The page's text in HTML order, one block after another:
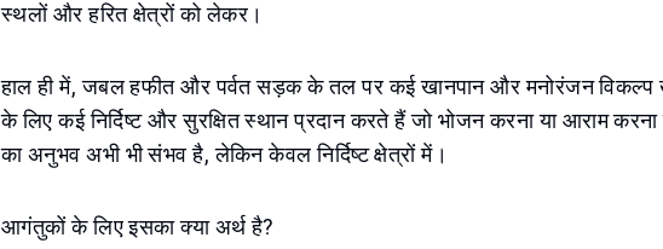
स्थलों और हरित क्षेत्रों को लेकर।
हाल ही में, जबल हफीत और पर्वत सड़क के तल पर कई खानपान और मनोरंजन विकल्प
के लिए कई निर्दिष्ट और सुरक्षित स्थान प्रदान करते हैं जो भोजन करना या आराम
का अनुभव अभी भी संभव है, लेकिन केवल निर्दिष्ट क्षेत्रों में।
आगंतुकों के लिए इसका क्या अर्थ है?